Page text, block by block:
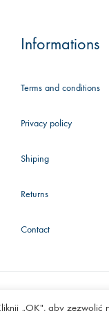
aby
Informations
Terms and conditions
Privacy policy
Shiping
Returns
Contact
„OK", aby